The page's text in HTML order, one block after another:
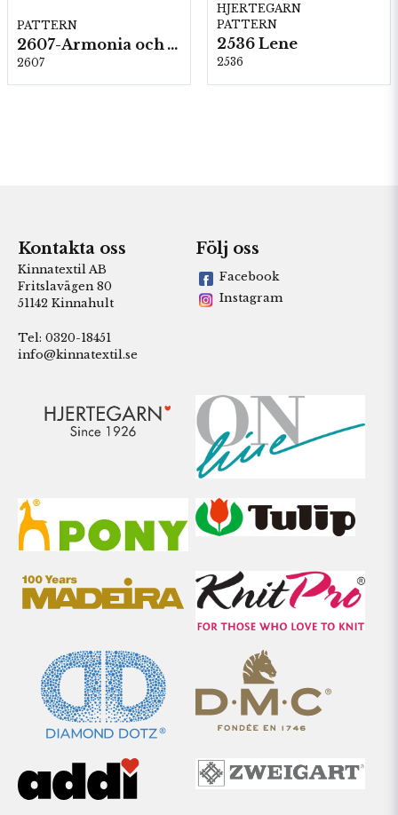
PATTERN
2607-Armonia och Alpaca 400
2607
HJERTEGARN
PATTERN
2536 Lene
2536
Kontakta oss
Kinnatextil AB
Fritslavägen 80
51142 Kinnahult
Tel: 0320-18451
info@kinnatextil.se
Följ oss
Facebook
Instagram